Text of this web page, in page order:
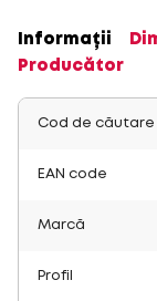
Informații
Producător
Cod de căutare
EAN code
Marcă
Profil